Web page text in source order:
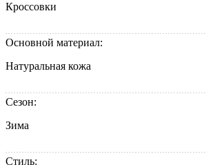
Кроссовки
Основной материал:
Натуральная кожа
Сезон:
Зима
Стиль: